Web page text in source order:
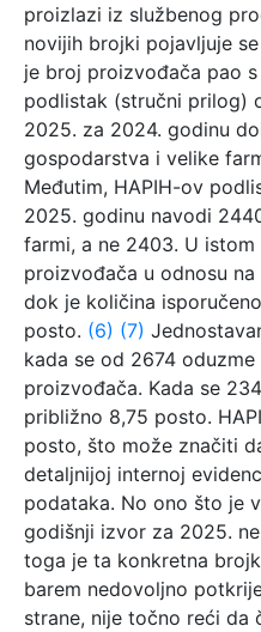
proizlazi iz službenog
novijih brojki pojavljuje
je broj proizvođača pao
podlistak (stručni prilog)
2025. za 2024. godinu
gospodarstva i velike
Međutim, HAPIH-ov
2025. godinu navodi
farmi, a ne 2403. U
proizvođača u odnosu
dok je količina
posto. (6) (7)
kada se od 2674
proizvođača. Kada se
približno 8,75 posto.
posto, što može značiti
detaljnijoj internoj
podataka. No ono što je
godišnji izvor za 2025.
toga je ta konkretna
barem nedovoljno
strane, nije točno reći da